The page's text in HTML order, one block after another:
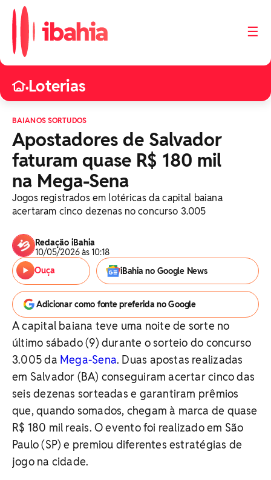
☰
•Loterias
BAIANOS SORTUDOS
Apostadores de Salvador
faturam quase R$ 180 mil
na Mega-Sena
Jogos registrados em lotéricas da capital baiana
acertaram cinco dezenas no concurso 3.005
Redação iBahia
10/05/2026 às 10:18
Ouça
iBahia no Google News
Adicionar como fonte preferida no Google
A capital baiana teve uma noite de sorte no
último sábado (9) durante o sorteio do concurso
3.005 da Mega-Sena. Duas apostas realizadas
em Salvador (BA) conseguiram acertar cinco das
seis dezenas sorteadas e garantiram prêmios
que, quando somados, chegam à marca de quase
R$ 180 mil reais. O evento foi realizado em São
Paulo (SP) e premiou diferentes estratégias de
jogo na cidade.